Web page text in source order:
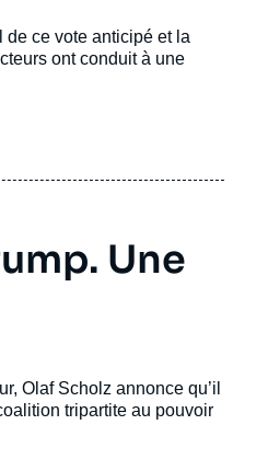
de ce vote anticipé et la
ont conduit à une
Une
Olaf Scholz annonce qu’il
tripartite au pouvoir